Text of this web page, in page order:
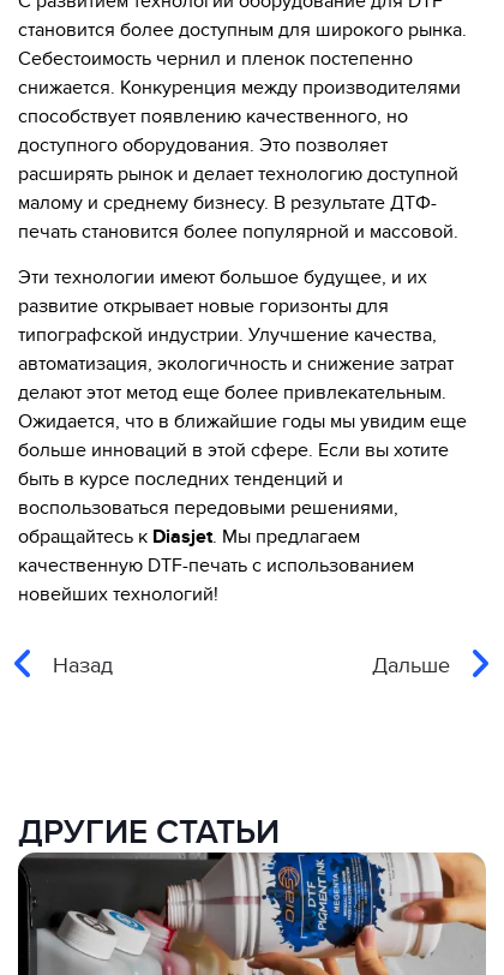
становится более доступным для широкого рынка.
Себестоимость чернил и пленок постепенно
снижается. Конкуренция между производителями
способствует появлению качественного, но
доступного оборудования. Это позволяет
расширять рынок и делает технологию доступной
малому и среднему бизнесу. В результате ДТФ-
печать становится более популярной и массовой.
Эти технологии имеют большое будущее, и их
развитие открывает новые горизонты для
типографской индустрии. Улучшение качества,
автоматизация, экологичность и снижение затрат
делают этот метод еще более привлекательным.
Ожидается, что в ближайшие годы мы увидим еще
больше инноваций в этой сфере. Если вы хотите
быть в курсе последних тенденций и
воспользоваться передовыми решениями,
обращайтесь к Diasjet. Мы предлагаем
качественную DTF-печать с использованием
новейших технологий!
Назад Дальше
ДРУГИЕ СТАТЬИ